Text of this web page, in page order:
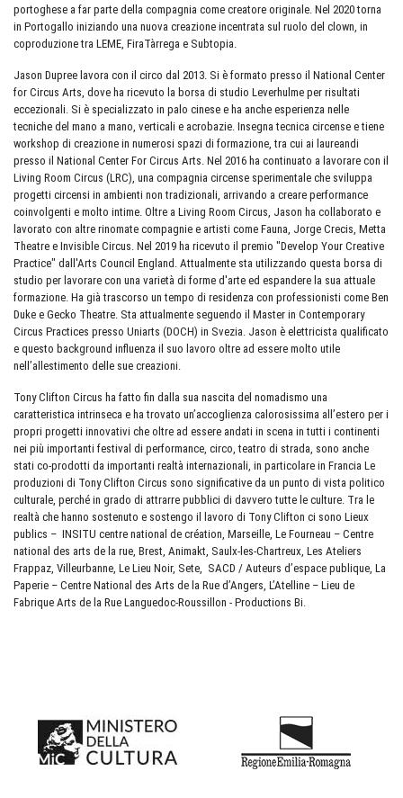
portoghese a far parte della compagnia come creatore originale. Nel 2020 torna
in Portogallo iniziando una nuova creazione incentrata sul ruolo del clown, in
coproduzione tra LEME, FiraTàrrega e Subtopia.
Jason Dupree lavora con il circo dal 2013. Si è formato presso il National Center
for Circus Arts, dove ha ricevuto la borsa di studio Leverhulme per risultati
eccezionali. Si è specializzato in palo cinese e ha anche esperienza nelle
tecniche del mano a mano, verticali e acrobazie. Insegna tecnica circense e tiene
workshop di creazione in numerosi spazi di formazione, tra cui ai laureandi
presso il National Center For Circus Arts. Nel 2016 ha continuato a lavorare con il
Living Room Circus (LRC), una compagnia circense sperimentale che sviluppa
progetti circensi in ambienti non tradizionali, arrivando a creare performance
coinvolgenti e molto intime. Oltre a Living Room Circus, Jason ha collaborato e
lavorato con altre rinomate compagnie e artisti come Fauna, Jorge Crecis, Metta
Theatre e Invisible Circus. Nel 2019 ha ricevuto il premio "Develop Your Creative
Practice" dall'Arts Council England. Attualmente sta utilizzando questa borsa di
studio per lavorare con una varietà di forme d'arte ed espandere la sua attuale
formazione. Ha già trascorso un tempo di residenza con professionisti come Ben
Duke e Gecko Theatre. Sta attualmente seguendo il Master in Contemporary
Circus Practices presso Uniarts (DOCH) in Svezia. Jason è elettricista qualificato
e questo background influenza il suo lavoro oltre ad essere molto utile
nell’allestimento delle sue creazioni.
Tony Clifton Circus ha fatto fin dalla sua nascita del nomadismo una
caratteristica intrinseca e ha trovato un’accoglienza calorosissima all’estero per i
propri progetti innovativi che oltre ad essere andati in scena in tutti i continenti
nei più importanti festival di performance, circo, teatro di strada, sono anche
stati co-prodotti da importanti realtà internazionali, in particolare in Francia Le
produzioni di Tony Clifton Circus sono significative da un punto di vista politico
culturale, perché in grado di attrarre pubblici di davvero tutte le culture. Tra le
realtà che hanno sostenuto e sostengo il lavoro di Tony Clifton ci sono Lieux
publics – INSITU centre national de création, Marseille, Le Fourneau – Centre
national des arts de la rue, Brest, Animakt, Saulx-les-Chartreux, Les Ateliers
Frappaz, Villeurbanne, Le Lieu Noir, Sete, SACD / Auteurs d’espace publique, La
Paperie – Centre National des Arts de la Rue d’Angers, L’Atelline – Lieu de
Fabrique Arts de la Rue Languedoc-Roussillon - Productions Bi.